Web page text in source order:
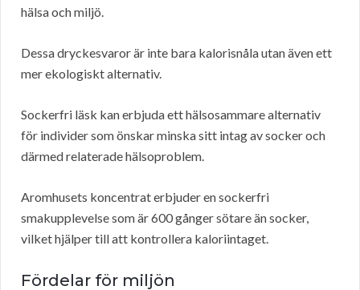
hälsa och miljö.
Dessa dryckesvaror är inte bara kalorisnåla utan även ett
mer ekologiskt alternativ.
Sockerfri läsk kan erbjuda ett hälsosammare alternativ
för individer som önskar minska sitt intag av socker och
därmed relaterade hälsoproblem.
Aromhusets koncentrat erbjuder en sockerfri
smakupplevelse som är 600 gånger sötare än socker,
vilket hjälper till att kontrollera kaloriintaget.
Fördelar för miljön